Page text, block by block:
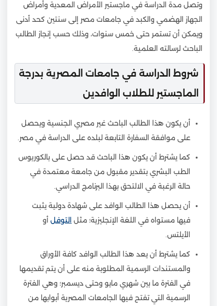
وتصل مدة الدراسة في ماجستير الأمراض المعدية وأمراض
الجهاز الهضمي والكبد في جامعات مصر إلى سنتين كحد أدنى
ويمكن أن تستمر حتى خمس سنوات، وذلك حسب إنجاز الطالب
الباحث لرسالته العلمية.
شروط الدراسة في جامعات المصرية بدرجة
الماجستير للطلاب الوافدين
أن يكون هذا الطالب الباحث غير مصري الجنسية ويحصل
على موافقة السفارة التابعة لبلده على الدراسة في مصر.
كما يشترط أن يكون هذا الباحث قد حصل على بالكوريوس
الطب البشري بتقدير مقبول من جامعة معتمدة في
حالة الرغبة في الالتحق بهذا البرنامج الدراسي.
أن يحصل هذا الطالب الوافد على شهادة دولية يثبت
فيها مستواه في اللغة الإنجليزية؛ مثل
التوفل أو
الأيلتس.
كما يشترط أن يعد هذا الطالب الوافد كافة الأوراق
والمستندات الرسمية المطلوبة منه على أن يتم تقديمها
في الفترة ما بين شهري مايو وحتى ديسمبر؛ وهي الفترة
الرسمية التي تفتح فيها الجامعات المصرية أبوابها من